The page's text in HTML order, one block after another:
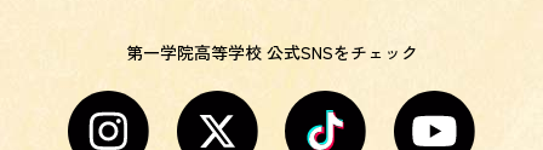
第一学院高等学校 公式SNSをチェック